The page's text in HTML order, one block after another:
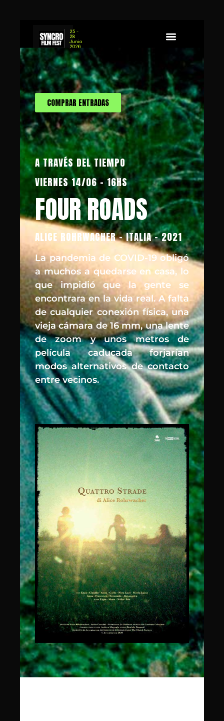
25 -
28
Junio
2026
COMPRAR ENTRADAS
A TRAVÉS DEL TIEMPO
VIERNES 14/06 - 16HS
FOUR ROADS
ALICE ROHRWACHER - ITALIA - 2021
La pandemia de COVID-19 obligó
a muchos a quedarse en casa, lo
que impidió que la gente se
encontrara en la vida real. A falta
de cualquier conexión física, una
vieja cámara de 16 mm, una lente
de zoom y unos metros de
película caducada forjarían
modos alternativos de contacto
entre vecinos.